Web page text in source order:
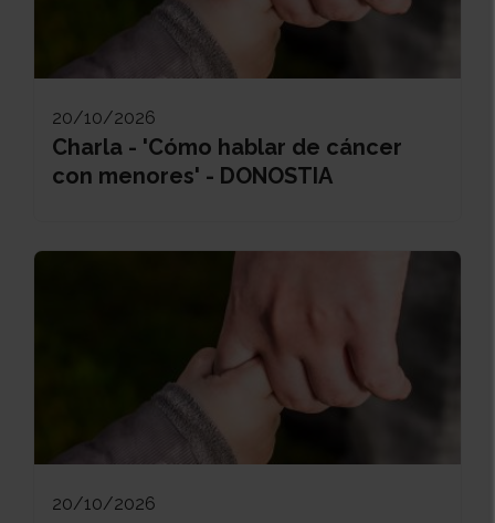
20/10/2026
Charla - 'Cómo hablar de cáncer
con menores' - DONOSTIA
20/10/2026